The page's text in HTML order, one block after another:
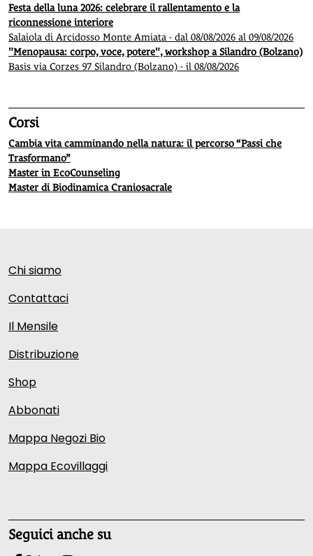
Festa della luna 2026: celebrare il rallentamento e la
riconnessione interiore
Salaiola di Arcidosso Monte Amiata - dal 08/08/2026 al 09/08/2026
"Menopausa: corpo, voce, potere", workshop a Silandro (Bolzano)
Basis via Corzes 97 Silandro (Bolzano) - il 08/08/2026
Corsi
Cambia vita camminando nella natura: il percorso “Passi che
Trasformano”
Master in EcoCounseling
Master di Biodinamica Craniosacrale
Chi siamo
Contattaci
Il Mensile
Distribuzione
Shop
Abbonati
Mappa Negozi Bio
Mappa Ecovillaggi
Seguici anche su